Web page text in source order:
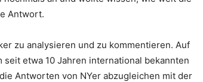
Antwort.
zu analysieren und zu kommentieren. Auf
etwa 10 Jahren international bekannten
Antworten von NYer abzugleichen mit der